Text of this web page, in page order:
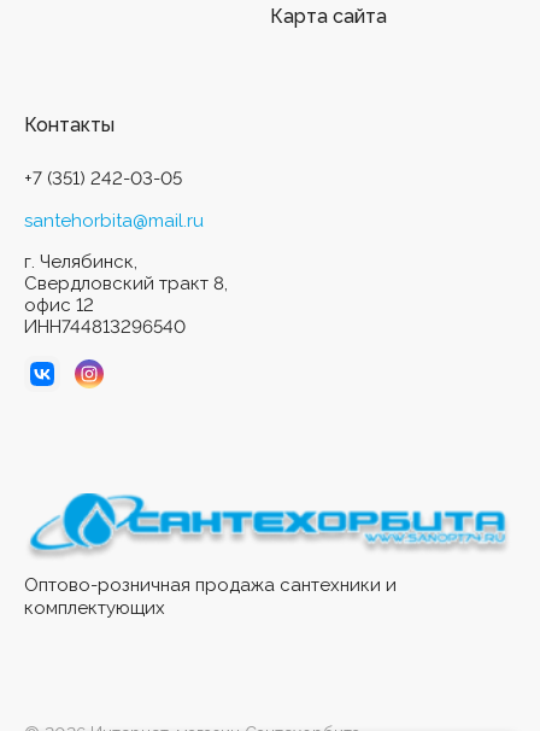
Оптово-розничная продажа сантехники и
комплектующих
Карта сайта
Контакты
+7 (351) 242-03-05
santehorbita@mail.ru
г. Челябинск,
Свердловский тракт 8,
офис 12
ИНН744813296540